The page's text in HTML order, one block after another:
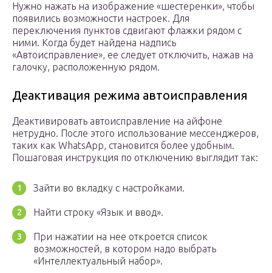
Нужно нажать на изображение «шестеренки», чтобы
появились возможности настроек. Для
переключения пунктов сдвигают флажки рядом с
ними. Когда будет найдена надпись
«Автоисправление», ее следует отключить, нажав на
галочку, расположенную рядом.
Деактивация режима автоисправления
Деактивировать автоисправление на айфоне
нетрудно. После этого использование мессенджеров,
таких как WhatsApp, становится более удобным.
Пошаговая инструкция по отключению выглядит так:
Зайти во вкладку с настройками.
Найти строку «Язык и ввод».
При нажатии на нее откроется список
возможностей, в котором надо выбрать
«Интеллектуальный набор».